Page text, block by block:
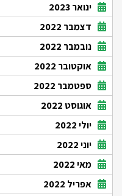
ינואר 2023
דצמבר 2022
נובמבר 2022
אוקטובר 2022
ספטמבר 2022
אוגוסט 2022
יולי 2022
יוני 2022
מאי 2022
אפריל 2022